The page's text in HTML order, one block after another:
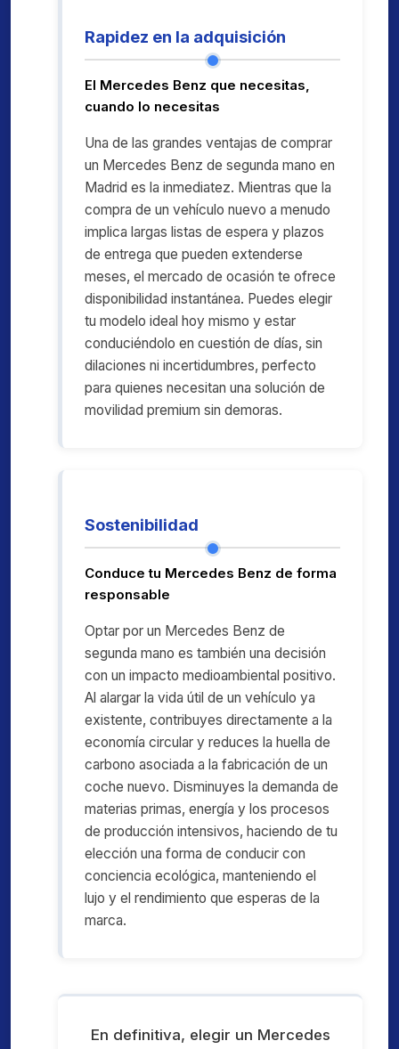
Rapidez en la adquisición
El Mercedes Benz que necesitas,
cuando lo necesitas
Una de las grandes ventajas de comprar
un Mercedes Benz de segunda mano en
Madrid es la inmediatez. Mientras que la
compra de un vehículo nuevo a menudo
implica largas listas de espera y plazos
de entrega que pueden extenderse
meses, el mercado de ocasión te ofrece
disponibilidad instantánea. Puedes elegir
tu modelo ideal hoy mismo y estar
conduciéndolo en cuestión de días, sin
dilaciones ni incertidumbres, perfecto
para quienes necesitan una solución de
movilidad premium sin demoras.
Sostenibilidad
Conduce tu Mercedes Benz de forma
responsable
Optar por un Mercedes Benz de
segunda mano es también una decisión
con un impacto medioambiental positivo.
Al alargar la vida útil de un vehículo ya
existente, contribuyes directamente a la
economía circular y reduces la huella de
carbono asociada a la fabricación de un
coche nuevo. Disminuyes la demanda de
materias primas, energía y los procesos
de producción intensivos, haciendo de tu
elección una forma de conducir con
conciencia ecológica, manteniendo el
lujo y el rendimiento que esperas de la
marca.
En definitiva, elegir un Mercedes